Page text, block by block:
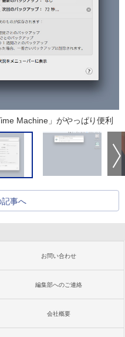
Machine」がやっぱり便利
記事へ
お問い合わせ
編集部へのご連絡
会社概要